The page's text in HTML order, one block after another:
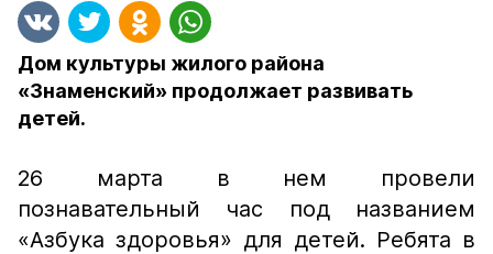
Дом культуры жилого района
«Знаменский» продолжает развивать
детей.
26 марта в нем провели
познавательный час под названием
«Азбука здоровья» для детей. Ребята в